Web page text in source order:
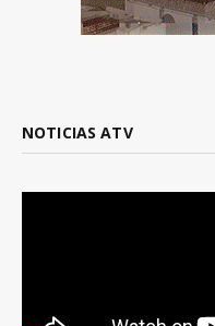
NOTICIAS ATV